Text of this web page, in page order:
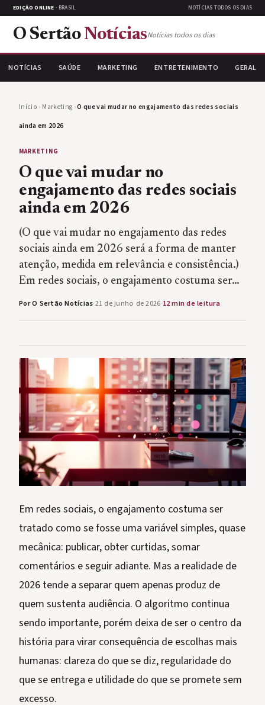
EDIÇÃO ONLINE · BRASIL NOTÍCIAS TODOS OS DIAS
O Sertão NotíciasNotícias todos os dias
NOTÍCIAS SAÚDE MARKETING ENTRETENIMENTO GERAL
Início › Marketing ›O que vai mudar no engajamento das redes sociais
ainda em 2026
MARKETING
O que vai mudar no
engajamento das redes sociais
ainda em 2026
(O que vai mudar no engajamento das redes
sociais ainda em 2026 será a forma de manter
atenção, medida em relevância e consistência.)
Em redes sociais, o engajamento costuma ser…
Por O Sertão Notícias·21 de junho de 2026·12 min de leitura
Em redes sociais, o engajamento costuma ser
tratado como se fosse uma variável simples, quase
mecânica: publicar, obter curtidas, somar
comentários e seguir adiante. Mas a realidade de
2026 tende a separar quem apenas produz de
quem sustenta audiência. O algoritmo continua
sendo importante, porém deixa de ser o centro da
história para virar consequência de escolhas mais
humanas: clareza do que se diz, regularidade do
que se entrega e utilidade do que se promete sem
excesso.